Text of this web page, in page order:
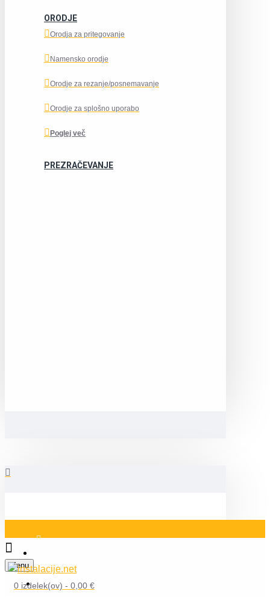
ORODJE
Orodja za pritegovanje
Namensko orodje
Orodje za rezanje/posnemavanje
Orodje za splošno uporabo
Poglej več
PREZRAČEVANJE
Blog
Menu
0 izdelek(ov) - 0,00 €